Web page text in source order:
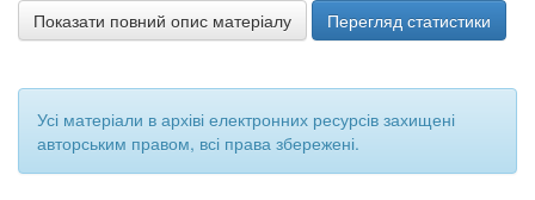
Показати повний опис матеріалу Перегляд статистики
Усі матеріали в архіві електронних ресурсів захищені
авторським правом, всі права збережені.